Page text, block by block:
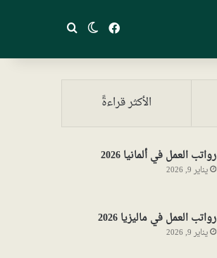
فيسبوكالوضع المظلم
بحث عن
الأكثر قراءةً
رواتب العمل في ألمانيا 2026
يناير 9, 2026
رواتب العمل في ماليزيا 2026
يناير 9, 2026